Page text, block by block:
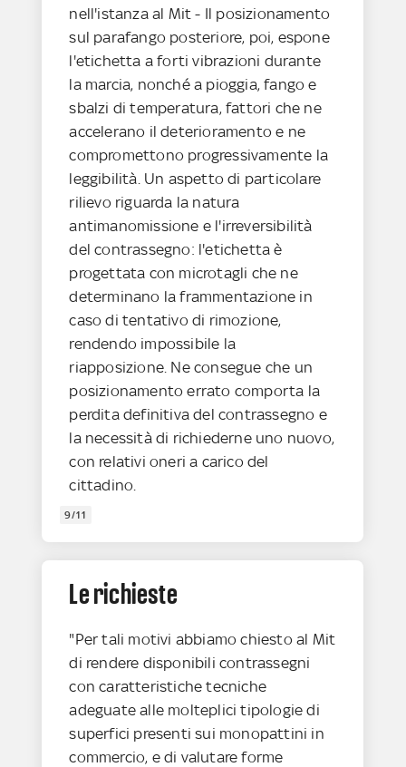
nell'istanza al Mit - Il posizionamento
sul parafango posteriore, poi, espone
l'etichetta a forti vibrazioni durante
la marcia, nonché a pioggia, fango e
sbalzi di temperatura, fattori che ne
accelerano il deterioramento e ne
compromettono progressivamente la
leggibilità. Un aspetto di particolare
rilievo riguarda la natura
antimanomissione e l'irreversibilità
del contrassegno: l'etichetta è
progettata con microtagli che ne
determinano la frammentazione in
caso di tentativo di rimozione,
rendendo impossibile la
riapposizione. Ne consegue che un
posizionamento errato comporta la
perdita definitiva del contrassegno e
la necessità di richiederne uno nuovo,
con relativi oneri a carico del
cittadino.
9/11
Le richieste
"Per tali motivi abbiamo chiesto al Mit
di rendere disponibili contrassegni
con caratteristiche tecniche
adeguate alle molteplici tipologie di
superfici presenti sui monopattini in
commercio, e di valutare forme